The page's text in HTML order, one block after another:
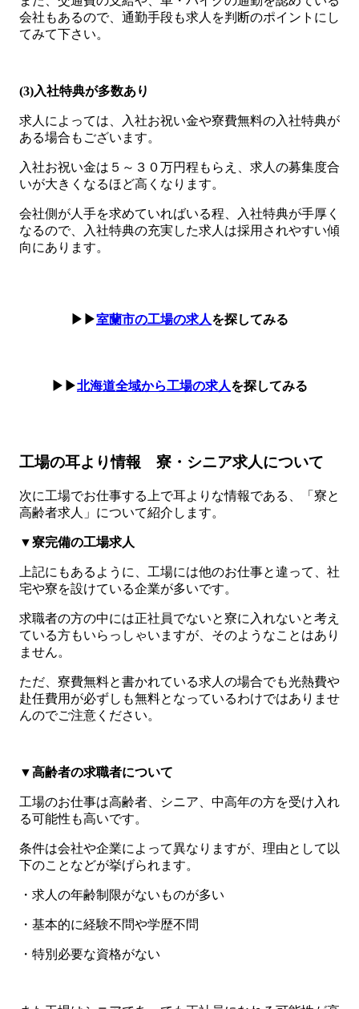
会社もあるので、通勤手段も求人を判断のポイントにし
てみて下さい。
(3)入社特典が多数あり
求人によっては、入社お祝い金や寮費無料の入社特典が
ある場合もございます。
入社お祝い金は５～３０万円程もらえ、求人の募集度合
いが大きくなるほど高くなります。
会社側が人手を求めていればいる程、入社特典が手厚く
なるので、入社特典の充実した求人は採用されやすい傾
向にあります。
▶▶室蘭市の工場の求人を探してみる
▶▶北海道全域から工場の求人を探してみる
工場の耳より情報 寮・シニア求人について
次に工場でお仕事する上で耳よりな情報である、「寮と
高齢者求人」について紹介します。
▼寮完備の工場求人
上記にもあるように、工場には他のお仕事と違って、社
宅や寮を設けている企業が多いです。
求職者の方の中には正社員でないと寮に入れないと考え
ている方もいらっしゃいますが、そのようなことはあり
ません。
ただ、寮費無料と書かれている求人の場合でも光熱費や
赴任費用が必ずしも無料となっているわけではありませ
んのでご注意ください。
▼高齢者の求職者について
工場のお仕事は高齢者、シニア、中高年の方を受け入れ
る可能性も高いです。
条件は会社や企業によって異なりますが、理由として以
下のことなどが挙げられます。
・求人の年齢制限がないものが多い
・基本的に経験不問や学歴不問
・特別必要な資格がない